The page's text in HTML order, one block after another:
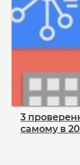
3
самому в